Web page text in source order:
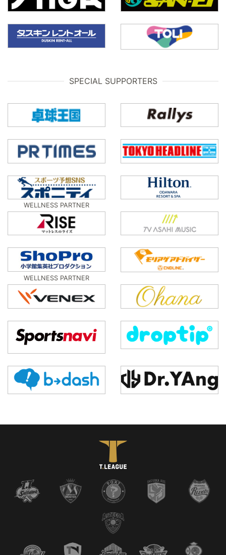
SPECIAL SUPPORTERS
WELLNESS PARTNER
WELLNESS PARTNER